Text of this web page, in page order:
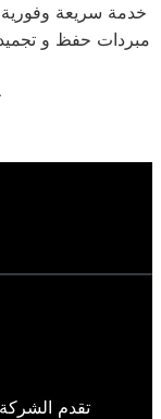
خدمة سريعة وفورية
تقدم